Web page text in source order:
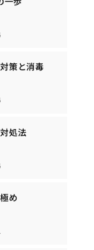
策と消毒
処法
め